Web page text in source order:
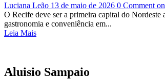
Luciana Leão 13 de maio de 2026 0 Comment
O Recife deve ser a primeira capital do Nordeste
gastronomia e conveniência em...
Leia Mais
Aluisio Sampaio